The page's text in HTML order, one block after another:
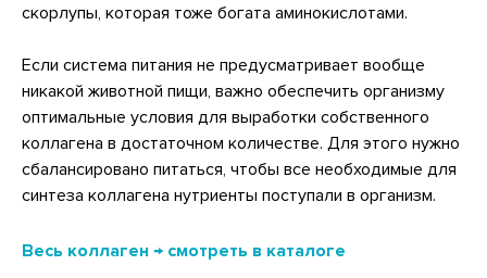
скорлупы, которая тоже богата аминокислотами.
Если система питания не предусматривает вообще
никакой животной пищи, важно обеспечить организму
оптимальные условия для выработки собственного
коллагена в достаточном количестве. Для этого нужно
сбалансировано питаться, чтобы все необходимые для
синтеза коллагена нутриенты поступали в организм.
Весь коллаген → смотреть в каталоге